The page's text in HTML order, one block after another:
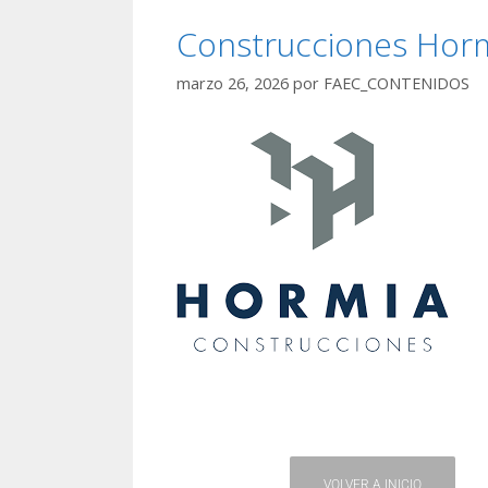
Construcciones
marzo 26, 2026 por FAEC_CONTENIDOS